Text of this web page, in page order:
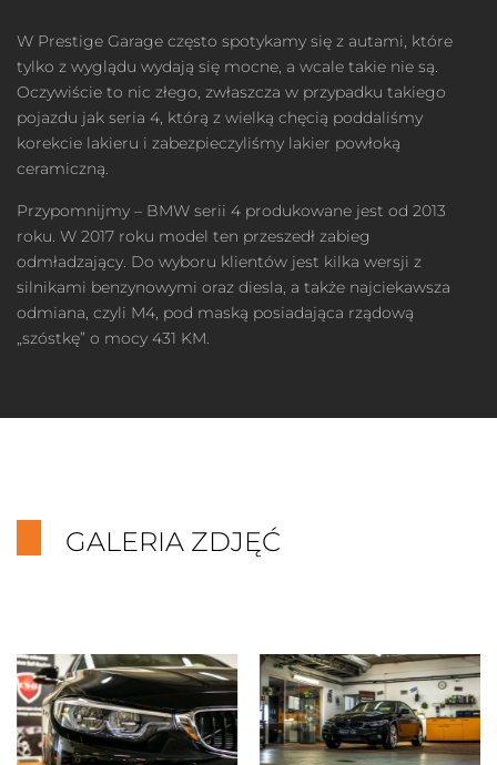
W Prestige Garage często spotykamy się z autami, które
tylko z wyglądu wydają się mocne, a wcale takie nie są.
Oczywiście to nic złego, zwłaszcza w przypadku takiego
pojazdu jak seria 4, którą z wielką chęcią poddaliśmy
korekcie lakieru i zabezpieczyliśmy lakier powłoką
ceramiczną.
Przypomnijmy – BMW serii 4 produkowane jest od 2013
roku. W 2017 roku model ten przeszedł zabieg
odmładzający. Do wyboru klientów jest kilka wersji z
silnikami benzynowymi oraz diesla, a także najciekawsza
odmiana, czyli M4, pod maską posiadająca rządową
„szóstkę” o mocy 431 KM.
GALERIA ZDJĘĆ